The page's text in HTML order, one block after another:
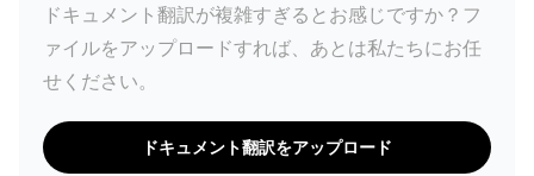
ドキュメント翻訳が複雑すぎるとお感じですか？フ
ァイルをアップロードすれば、あとは私たちにお任
せください。
ドキュメント翻訳をアップロード